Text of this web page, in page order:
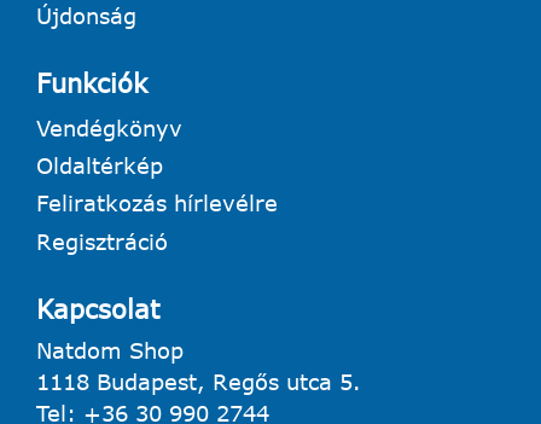
Újdonság
Funkciók
Vendégkönyv
Oldaltérkép
Feliratkozás hírlevélre
Regisztráció
Kapcsolat
Natdom Shop
1118 Budapest, Regős utca 5.
Tel: +36 30 990 2744